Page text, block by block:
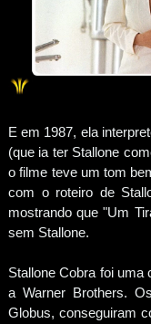
E em 1987, ela
(que ia ter Stallone
o filme teve um tom
com o roteiro de
mostrando que "Um
sem Stallone.
Stallone Cobra foi uma
a Warner Brothers.
Globus, conseguiram